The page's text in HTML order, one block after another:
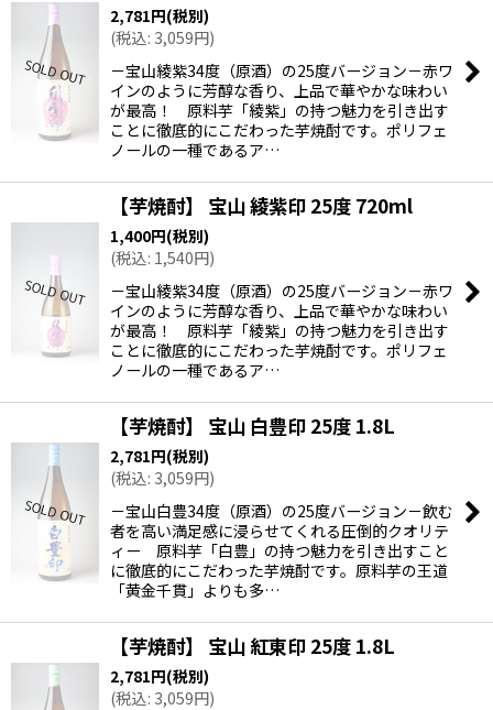
2,781円(税別)
(税込: 3,059円)
－宝山綾紫34度（原酒）の25度バージョン－赤ワ
インのように芳醇な香り、上品で華やかな味わい
が最高！ 原料芋「綾紫」の持つ魅力を引き出す
ことに徹底的にこだわった芋焼酎です。ポリフェ
ノールの一種であるア…
【芋焼酎】 宝山 綾紫印 25度 720ml
1,400円(税別)
(税込: 1,540円)
－宝山綾紫34度（原酒）の25度バージョン－赤ワ
インのように芳醇な香り、上品で華やかな味わい
が最高！ 原料芋「綾紫」の持つ魅力を引き出す
ことに徹底的にこだわった芋焼酎です。ポリフェ
ノールの一種であるア…
【芋焼酎】 宝山 白豊印 25度 1.8L
2,781円(税別)
(税込: 3,059円)
－宝山白豊34度（原酒）の25度バージョン－飲む
者を高い満足感に浸らせてくれる圧倒的クオリテ
ィー 原料芋「白豊」の持つ魅力を引き出すこと
に徹底的にこだわった芋焼酎です。原料芋の王道
「黄金千貫」よりも多…
【芋焼酎】 宝山 紅東印 25度 1.8L
2,781円(税別)
(税込: 3,059円)